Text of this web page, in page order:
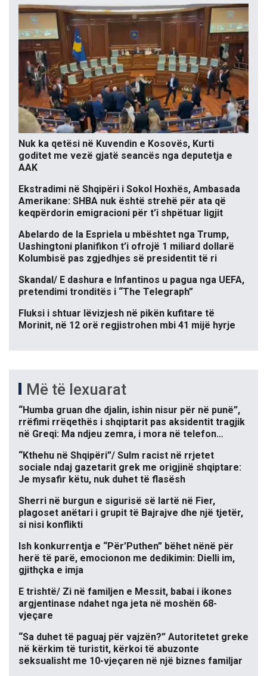
Nuk ka qetësi në Kuvendin e Kosovës, Kurti
goditet me vezë gjatë seancës nga deputetja e
AAK
Ekstradimi në Shqipëri i Sokol Hoxhës, Ambasada
Amerikane: SHBA nuk është strehë për ata që
keqpërdorin emigracioni për t’i shpëtuar ligjit
Abelardo de la Espriela u mbështet nga Trump,
Uashingtoni planifikon t’i ofrojë 1 miliard dollarë
Kolumbisë pas zgjedhjes së presidentit të ri
Skandal/ E dashura e Infantinos u pagua nga UEFA,
pretendimi tronditës i “The Telegraph”
Fluksi i shtuar lëvizjesh në pikën kufitare të
Morinit, në 12 orë regjistrohen mbi 41 mijë hyrje
Më të lexuarat
“Humba gruan dhe djalin, ishin nisur për në punë”,
rrëfimi rrëqethës i shqiptarit pas aksidentit tragjik
në Greqi: Ma ndjeu zemra, i mora në telefon…
“Kthehu në Shqipëri”/ Sulm racist në rrjetet
sociale ndaj gazetarit grek me origjinë shqiptare:
Je mysafir këtu, nuk duhet të flasësh
Sherri në burgun e sigurisë së lartë në Fier,
plagoset anëtari i grupit të Bajrajve dhe një tjetër,
si nisi konflikti
Ish konkurrentja e “Për’Puthen” bëhet nënë për
herë të parë, emocionon me dedikimin: Dielli im,
gjithçka e imja
E trishtë/ Zi në familjen e Messit, babai i ikones
argjentinase ndahet nga jeta në moshën 68-
vjeçare
“Sa duhet të paguaj për vajzën?” Autoritetet greke
në kërkim të turistit, kërkoi të abuzonte
seksualisht me 10-vjeçaren në një biznes familjar